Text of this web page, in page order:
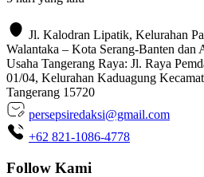
Jl. Kalodran Lipatik, Kelurahan
Walantaka – Kota Serang-Banten dan
Usaha Tangerang Raya: Jl. Raya
01/04, Kelurahan Kaduagung
Tangerang 15720
persepsiredaksi@gmail.com
+62 821-1086-4778
Follow Kami